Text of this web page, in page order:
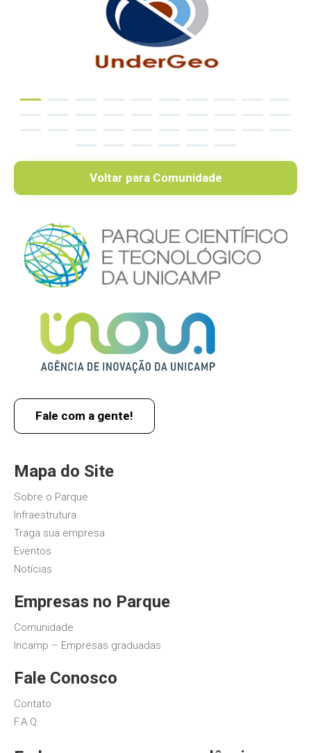
Voltar para Comunidade
Fale com a gente!
Mapa do Site
Sobre o Parque
Infraestrutura
Traga sua empresa
Eventos
Notícias
Empresas no Parque
Comunidade
Incamp – Empresas graduadas
Fale Conosco
Contato
F.A.Q.